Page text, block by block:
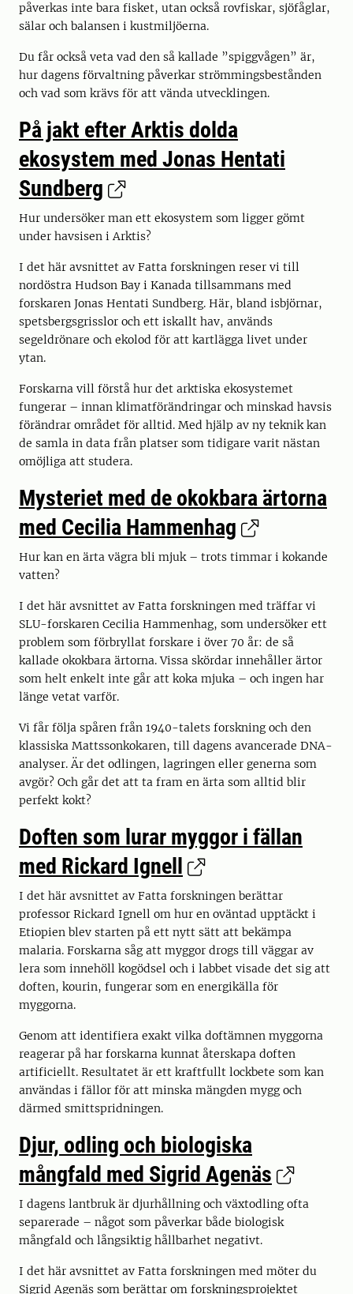
påverkas inte bara fisket, utan också rovfiskar, sjöfåglar,
sälar och balansen i kustmiljöerna.
Du får också veta vad den så kallade ”spiggvågen” är,
hur dagens förvaltning påverkar strömmingsbestånden
och vad som krävs för att vända utvecklingen.
På jakt efter Arktis dolda
ekosystem med Jonas Hentati
Sundberg
Hur undersöker man ett ekosystem som ligger gömt
under havsisen i Arktis?
I det här avsnittet av Fatta forskningen reser vi till
nordöstra Hudson Bay i Kanada tillsammans med
forskaren Jonas Hentati Sundberg. Här, bland isbjörnar,
spetsbergsgrisslor och ett iskallt hav, används
segeldrönare och ekolod för att kartlägga livet under
ytan.
Forskarna vill förstå hur det arktiska ekosystemet
fungerar – innan klimatförändringar och minskad havsis
förändrar området för alltid. Med hjälp av ny teknik kan
de samla in data från platser som tidigare varit nästan
omöjliga att studera.
Mysteriet med de okokbara ärtorna
med Cecilia Hammenhag
Hur kan en ärta vägra bli mjuk – trots timmar i kokande
vatten?
I det här avsnittet av Fatta forskningen med träffar vi
SLU-forskaren Cecilia Hammenhag, som undersöker ett
problem som förbryllat forskare i över 70 år: de så
kallade okokbara ärtorna. Vissa skördar innehåller ärtor
som helt enkelt inte går att koka mjuka – och ingen har
länge vetat varför.
Vi får följa spåren från 1940-talets forskning och den
klassiska Mattssonkokaren, till dagens avancerade DNA-
analyser. Är det odlingen, lagringen eller generna som
avgör? Och går det att ta fram en ärta som alltid blir
perfekt kokt?
Doften som lurar myggor i fällan
med Rickard Ignell
I det här avsnittet av Fatta forskningen berättar
professor Rickard Ignell om hur en oväntad upptäckt i
Etiopien blev starten på ett nytt sätt att bekämpa
malaria. Forskarna såg att myggor drogs till väggar av
lera som innehöll kogödsel och i labbet visade det sig att
doften, kourin, fungerar som en energikälla för
myggorna.
Genom att identifiera exakt vilka doftämnen myggorna
reagerar på har forskarna kunnat återskapa doften
artificiellt. Resultatet är ett kraftfullt lockbete som kan
användas i fällor för att minska mängden mygg och
därmed smittspridningen.
Djur, odling och biologiska
mångfald med Sigrid Agenäs
I dagens lantbruk är djurhållning och växtodling ofta
separerade – något som påverkar både biologisk
mångfald och långsiktig hållbarhet negativt.
I det här avsnittet av Fatta forskningen med möter du
Sigrid Agenäs som berättar om forskningsprojektet